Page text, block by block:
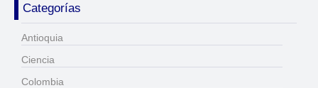
Categorías
Antioquia
Ciencia
Colombia